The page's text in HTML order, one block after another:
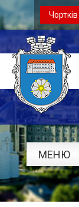
МЕНЮ